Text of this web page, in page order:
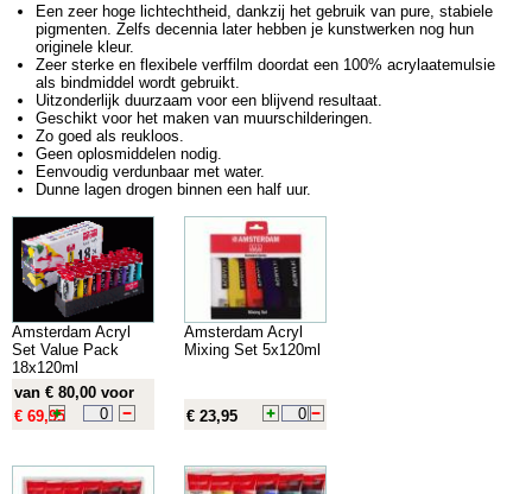
Een zeer hoge lichtechtheid, dankzij het gebruik van pure, stabiele
pigmenten. Zelfs decennia later hebben je kunstwerken nog hun
originele kleur.
Zeer sterke en flexibele verffilm doordat een 100% acrylaatemulsie
als bindmiddel wordt gebruikt.
Uitzonderlijk duurzaam voor een blijvend resultaat.
Geschikt voor het maken van muurschilderingen.
Zo goed als reukloos.
Geen oplosmiddelen nodig.
Eenvoudig verdunbaar met water.
Dunne lagen drogen binnen een half uur.
Amsterdam Acryl
Set Value Pack
18x120ml
van € 80,00 voor
€ 69,95
Amsterdam Acryl
Mixing Set 5x120ml
€ 23,95